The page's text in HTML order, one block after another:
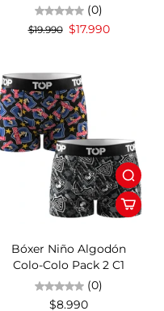
(0)
$19.990 $17.990
Bóxer Niño Algodón
Colo-Colo Pack 2 C1
(0)
$8.990